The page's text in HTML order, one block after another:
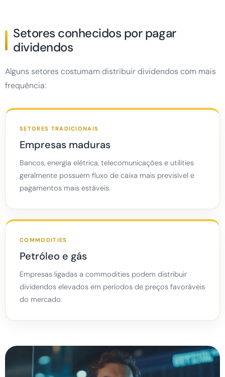
Setores conhecidos por pagar
dividendos
Alguns setores costumam distribuir dividendos com mais
frequência:
SETORES TRADICIONAIS
Empresas maduras
Bancos, energia elétrica, telecomunicações e utilities
geralmente possuem fluxo de caixa mais previsível e
pagamentos mais estáveis.
COMMODITIES
Petróleo e gás
Empresas ligadas a commodities podem distribuir
dividendos elevados em períodos de preços favoráveis
do mercado.